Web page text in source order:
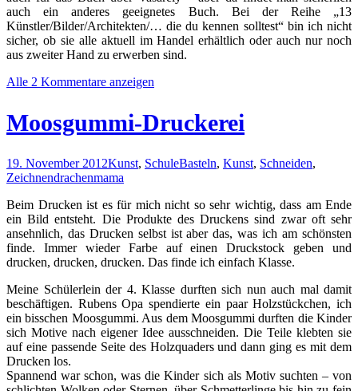
auch ein anderes geeignetes Buch. Bei der Reihe „13
Künstler/Bilder/Architekten/… die du kennen solltest“ bin ich nicht
sicher, ob sie alle aktuell im Handel erhältlich oder auch nur noch
aus zweiter Hand zu erwerben sind.
Alle 2 Kommentare anzeigen
Moosgummi-Druckerei
19. November 2012Kunst, SchuleBasteln, Kunst, Schneiden,
Zeichnendrachenmama
Beim Drucken ist es für mich nicht so sehr wichtig, dass am Ende
ein Bild entsteht. Die Produkte des Druckens sind zwar oft sehr
ansehnlich, das Drucken selbst ist aber das, was ich am schönsten
finde. Immer wieder Farbe auf einen Druckstock geben und
drucken, drucken, drucken. Das finde ich einfach Klasse.
Meine Schülerlein der 4. Klasse durften sich nun auch mal damit
beschäftigen. Rubens Opa spendierte ein paar Holzstückchen, ich
ein bisschen Moosgummi. Aus dem Moosgummi durften die Kinder
sich Motive nach eigener Idee ausschneiden. Die Teile klebten sie
auf eine passende Seite des Holzquaders und dann ging es mit dem
Drucken los.
Spannend war schon, was die Kinder sich als Motiv suchten – von